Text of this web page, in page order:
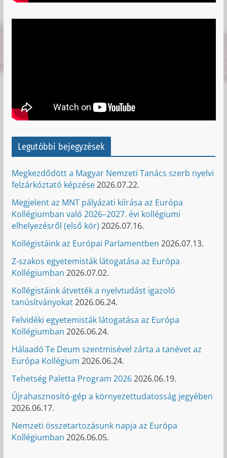
Legutóbbi bejegyzések
Megkezdődött a Magyar Nemzeti Tanács szerb nyelvi
felzárkóztató képzése2026.07.22.
Megjelent az MNT pályázati kiírása az Európa
Kollégiumban való 2026–2027. évi kollégiumi
elhelyezésről (első kör) 2026.07.16.
Kollégistáink az Európai Parlamentben 2026.07.13.
Z-szakos egyetemisták látogatása az Európa
Kollégiumban 2026.07.02.
Kollégistáink átvették a nyelvtudást igazoló
tanúsítványokat2026.06.24.
Felvidéki egyetemisták látogatása az Európa
Kollégiumban 2026.06.24.
Hálaadó Te Deum szentmisével zárta a tanévet az
Európa Kollégium 2026.06.24.
Tehetség Paletta Program 20262026.06.19.
Újrahasznosító-gép a környezettudatosság jegyében
2026.06.17.
Nemzeti összetartozásunk napja az Európa
Kollégiumban 2026.06.05.